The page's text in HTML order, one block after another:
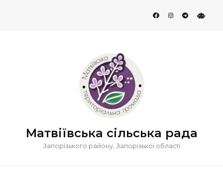
Матвіївська сільська рада
Запорізького району, Запорізької області